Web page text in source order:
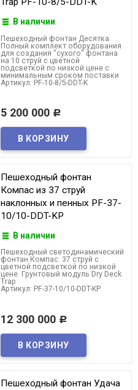
В наличии
Пешеходный фонтан Десятка.
Полный комплект оборудования
для создания "сухого" фонтана
на 10 струй с цветной
подсветкой по низкой цене с
минимальным сроком поставки
Артикул: PF-10-8/5-DDT-K
5 200 000 Р
Пешеходный фонтан
Компас из 37 струй
наклонных и пенных PF-37-
10/10-DDT-KP
В наличии
Пешеходный светодинамический
фонтан Компас. 37 струй с
цветной подсветкой по низкой
цене. Грунтовый модуль Dry Deck
Trap
Артикул: PF-37-10/10-DDT-KP
12 300 000 Р
Пешеходный фонтан Удача